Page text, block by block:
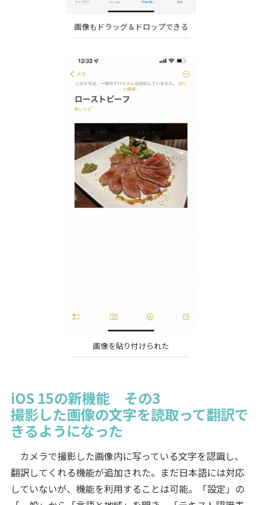
画像もドラッグ＆ドロップできる
画像を貼り付けられた
iOS 15の新機能 その3
撮影した画像の文字を読取って翻訳で
きるようになった
カメラで撮影した画像内に写っている文字を認識し、
翻訳してくれる機能が追加された。まだ日本語には対応
していないが、機能を利用することは可能。「設定」の